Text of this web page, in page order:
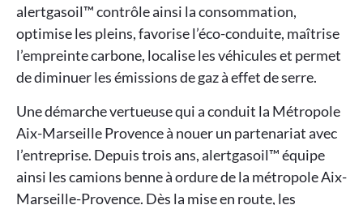
alertgasoil™ contrôle ainsi la consommation,
optimise les pleins, favorise l’éco-conduite, maîtrise
l’empreinte carbone, localise les véhicules et permet
de diminuer les émissions de gaz à effet de serre.
Une démarche vertueuse qui a conduit la Métropole
Aix-Marseille Provence à nouer un partenariat avec
l’entreprise. Depuis trois ans, alertgasoil™ équipe
ainsi les camions benne à ordure de la métropole Aix-
Marseille-Provence. Dès la mise en route, les